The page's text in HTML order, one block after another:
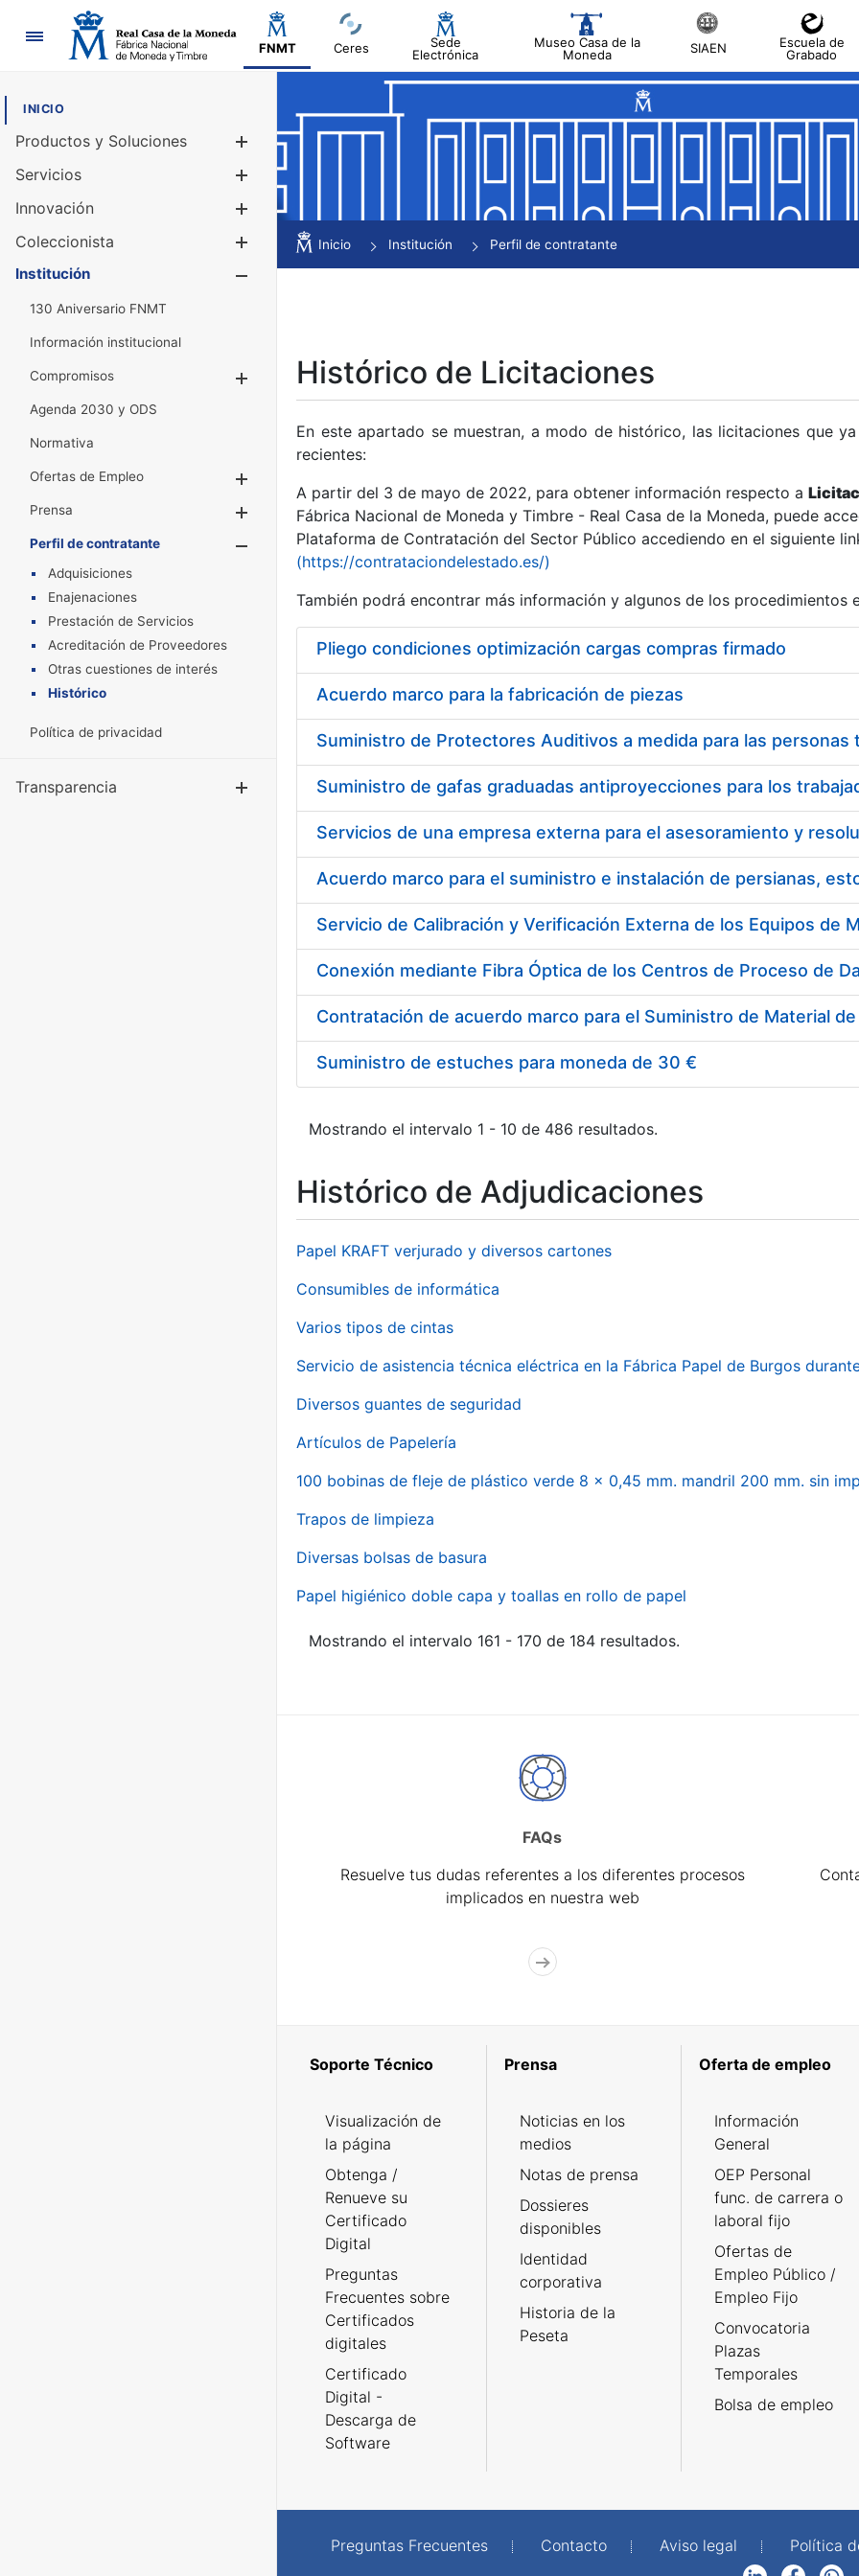
Navegación
FNMT Ceres
Sede
Electrónica
Museo Casa de la
Moneda
SIAEN
Escuela de
Grabado
INICIO
Productos y Soluciones
Mostrar/Ocultar
Servicios
Innovación
Coleccionista
Mostrar/Ocultar
Institución
130 Aniversario FNMT
Información institucional
Compromisos
Mostrar/Ocultar
Agenda 2030 y ODS
Normativa
Ofertas de Empleo
Prensa
Mostrar/Ocultar
Perfil de contratante
Mostrar/Ocultar
Adquisiciones
Enajenaciones
Prestación de Servicios
Acreditación de Proveedores
Otras cuestiones de interés
Histórico
Política de privacidad
Transparencia Mostrar/Ocultar
Inicio Institución Perfil de contratante
Histórico de Licitaciones
En este apartado se muestran, a modo de histórico, las licitaciones que
recientes:
A partir del 3 de mayo de 2022, para obtener información respecto a
Fábrica Nacional de Moneda y Timbre - Real Casa de la Moneda, puede
Plataforma de Contratación del Sector Público accediendo en el siguiente
(https://contrataciondelestado.es/)
También podrá encontrar más información y algunos de los procedimientos
Pliego condiciones optimización cargas compras firmado
Acuerdo marco para la fabricación de piezas
Acuerdo marco para el suministro e instalación de persianas,
Suministro de estuches para moneda de 30 €
Mostrando el intervalo 1 - 10 de 486 resultados.
Histórico de Adjudicaciones
Papel KRAFT verjurado y diversos cartones
Consumibles de informática
Varios tipos de cintas
Servicio de asistencia técnica eléctrica en la Fábrica Papel de Burgos
Diversos guantes de seguridad
Artículos de Papelería
100 bobinas de fleje de plástico verde 8 x 0,45 mm. mandril 200 mm. sin
Trapos de limpieza
Diversas bolsas de basura
Papel higiénico doble capa y toallas en rollo de papel
Mostrando el intervalo 161 - 170 de 184 resultados.
FAQs
Resuelve tus dudas referentes a los diferentes procesos
implicados en nuestra web
Soporte Técnico
Visualización de
la página
Obtenga /
Renueve su
Certificado
Digital
Preguntas
Frecuentes sobre
Certificados
digitales
Certificado
Digital -
Descarga de
Software
Prensa
Noticias en los
medios
Notas de prensa
Dossieres
disponibles
Identidad
corporativa
Historia de la
Peseta
Oferta de empleo
Información
General
OEP Personal
func. de carrera o
laboral fijo
Ofertas de
Empleo Público /
Empleo Fijo
Convocatoria
Plazas
Temporales
Bolsa de empleo
Preguntas Frecuentes Contacto Aviso legal Política